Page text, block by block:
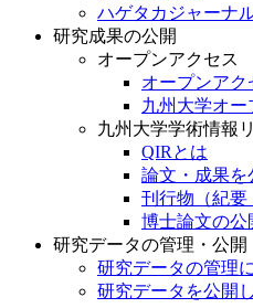
ハゲタカジャーナ
研究成果の公開
オープンアクセス
オープンアク
九州大学オ
九州大学学術情報
QIRとは
論文・成果を
刊行物（紀要
博士論文の公
研究データの管理・公開
研究データの管理
研究データを公開